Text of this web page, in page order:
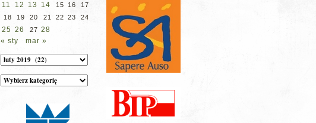
11
12 13 14 15 16
17
18
19 20 21 22 23 24
25 26 27 28
« sty
mar »
Archiwum
Kategorie
wpisów